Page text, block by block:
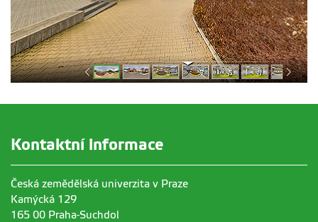
Kontaktní informace
Česká zemědělská univerzita v Praze
Kamýcká 129
165 00 Praha-Suchdol